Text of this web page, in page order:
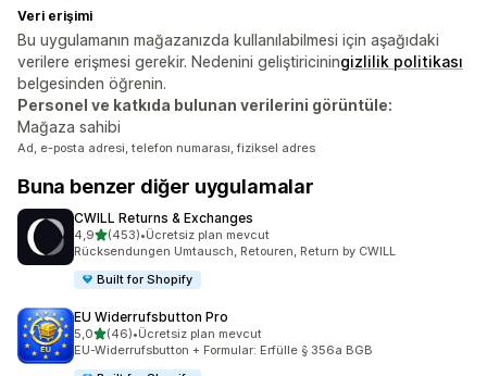
Veri erişimi
Bu uygulamanın mağazanızda kullanılabilmesi için aşağıdaki
verilere erişmesi gerekir. Nedenini geliştiriciningizlilik politikası
belgesinden öğrenin.
Personel ve katkıda bulunan verilerini görüntüle:
Mağaza sahibi
Ad, e-posta adresi, telefon numarası, fiziksel adres
Buna benzer diğer uygulamalar
CWILL Returns & Exchanges
4,95 yıldız üzerinden
(453)
toplam 453 değerlendirme
•Ücretsiz plan mevcut
Rücksendungen Umtausch, Retouren, Return by CWILL
Built for Shopify
EU Widerrufsbutton Pro
5,05 yıldız üzerinden
(46)
toplam 46 değerlendirme
•Ücretsiz plan mevcut
EU-Widerrufsbutton + Formular: Erfülle § 356a BGB